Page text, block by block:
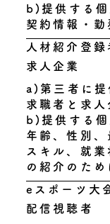
b)提供する個
契約情報・勤
人材紹介登録
求人企業
a)第三者に提
求職者と求人
b)提供する個
年齢、性別、
スキル、就
の紹介のため
eスポーツ大
配信視聴者